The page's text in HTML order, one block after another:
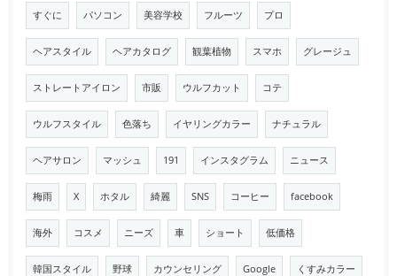
すぐに パソコン 美容学校 フルーツ プロ
ヘアスタイル ヘアカタログ 観葉植物 スマホ グレージュ
ストレートアイロン 市販 ウルフカット コテ
ウルフスタイル 色落ち イヤリングカラー ナチュラル
ヘアサロン マッシュ 191 インスタグラム ニュース
梅雨 X ホタル 綺麗 SNS コーヒー facebook
海外 コスメ ニーズ 車 ショート 低価格
韓国スタイル 野球 カウンセリング Google くすみカラー